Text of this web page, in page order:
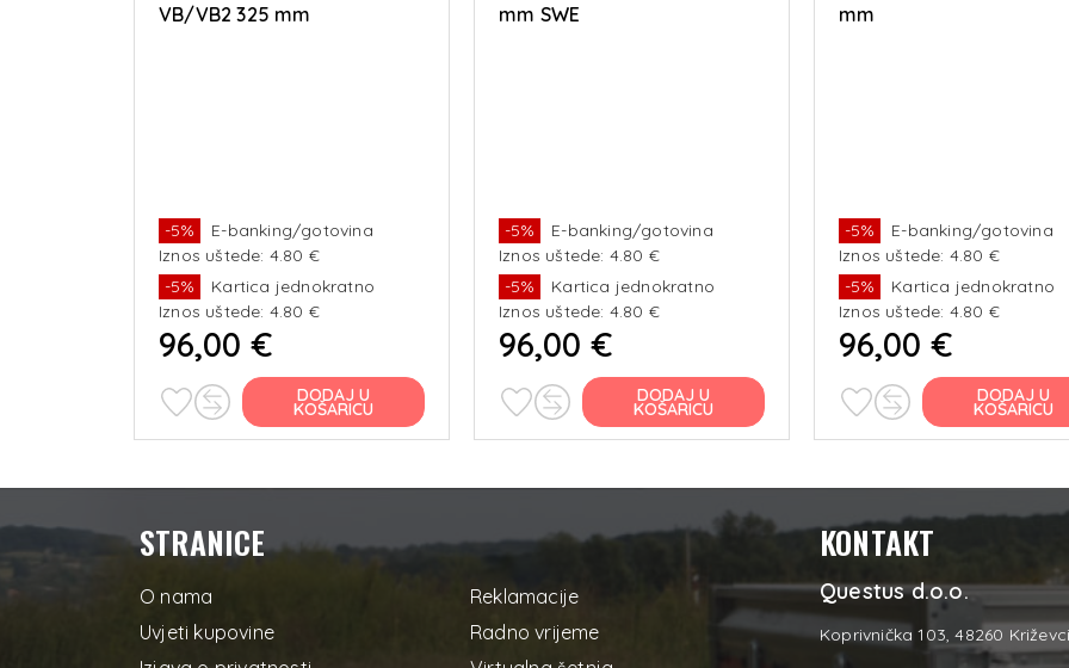
VB/VB2 325 mm
-5%
E-banking/gotovina
Iznos uštede: 4.80 €
-5%
Kartica jednokratno
Iznos uštede: 4.80 €
96,00 €
DODAJ U
KOŠARICU
mm SWE
-5%
E-banking/gotovina
Iznos uštede: 4.80 €
-5%
Kartica jednokratno
Iznos uštede: 4.80 €
96,00 €
DODAJ U
KOŠARICU
mm
-5%
E-banking/gotovina
Iznos uštede: 4.80 €
-5%
Kartica jednokratno
Iznos uštede: 4.80 €
96,00 €
DODAJ U
KOŠARICU
STRANICE
O nama
Uvjeti kupovine
Reklamacije
Radno vrijeme
KONTAKT
Questus d.o.o.
Koprivnička 103, 48260